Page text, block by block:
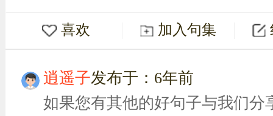
喜欢 加入句集
逍遥子发布于：6年前
如果您有其他的好句子与我们分